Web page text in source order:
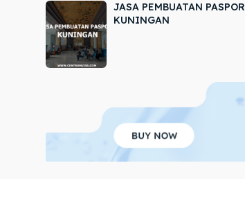
JASA PEMBUATAN PASPOR
KUNINGAN